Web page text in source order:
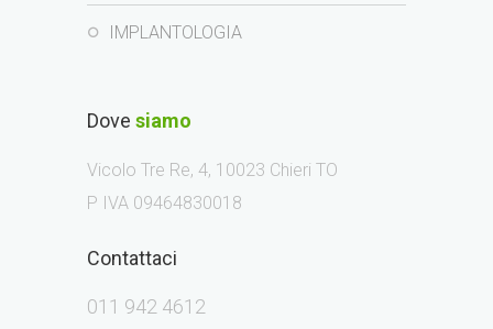
IMPLANTOLOGIA
Dove siamo
Vicolo Tre Re, 4, 10023 Chieri TO
P IVA 09464830018
Contattaci
011 942 4612